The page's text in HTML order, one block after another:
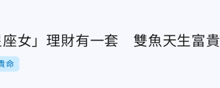
座女」理財有一套 雙魚天生富
命